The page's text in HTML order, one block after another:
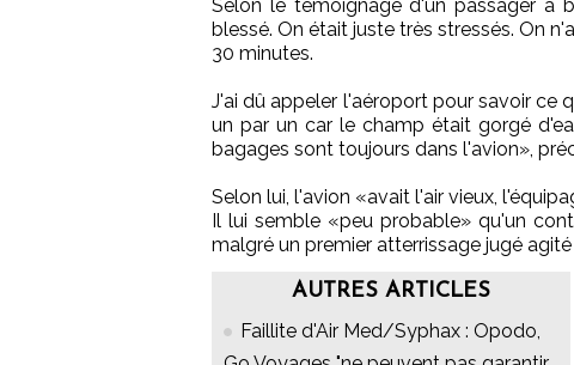
Selon le témoignage d'un passager à
blessé. On était juste très stressés. On
30 minutes.
J'ai dû appeler l'aéroport pour savoir ce
un par un car le champ était gorgé
bagages sont toujours dans l'avion»,
Selon lui, l'avion «avait l'air vieux,
Il lui semble «peu probable» qu'un
malgré un premier atterrissage jugé
AUTRES ARTICLES
Faillite d'Air Med/Syphax : Opodo,